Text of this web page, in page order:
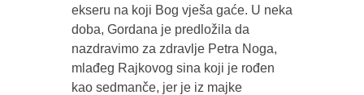
ekseru na koji Bog vješa gaće. U neka
doba, Gordana je predložila da
nazdravimo za zdravlje Petra Noga,
mlađeg Rajkovog sina koji je rođen
kao sedmanče, jer je iz majke